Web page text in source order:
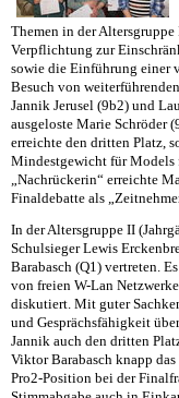
Themen in der
Verpflichtung zur
sowie die Einführung einer
Besuch von
Jannik Jerusel (9b2) und
ausgeloste Marie Schröder
erreichte den dritten Platz,
Mindestgewicht für Models
„Nachrückerin“ erreichte
Finaldebatte als
In der Altersgruppe II
Schulsieger Lewis
Barabasch (Q1) vertreten.
von freien W-Lan
diskutiert. Mit guter
und Gesprächsfähigkeit
Jannik auch den dritten
Viktor Barabasch knapp
Pro2-Position bei der